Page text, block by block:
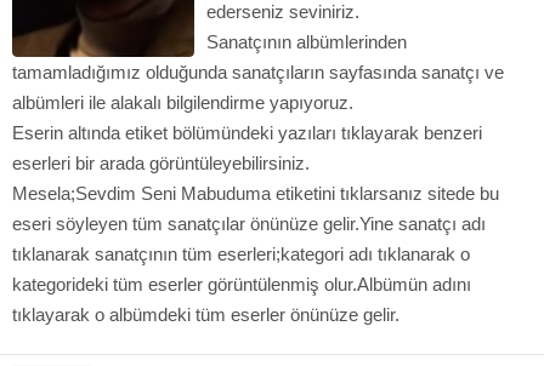
ederseniz seviniriz.
Sanatçının albümlerinden
tamamladığımız olduğunda sanatçıların sayfasında sanatçı ve
albümleri ile alakalı bilgilendirme yapıyoruz.
Eserin altında etiket bölümündeki yazıları tıklayarak benzeri
eserleri bir arada görüntüleyebilirsiniz.
Mesela;Sevdim Seni Mabuduma etiketini tıklarsanız sitede bu
eseri söyleyen tüm sanatçılar önünüze gelir.Yine sanatçı adı
tıklanarak sanatçının tüm eserleri;kategori adı tıklanarak o
kategorideki tüm eserler görüntülenmiş olur.Albümün adını
tıklayarak o albümdeki tüm eserler önünüze gelir.